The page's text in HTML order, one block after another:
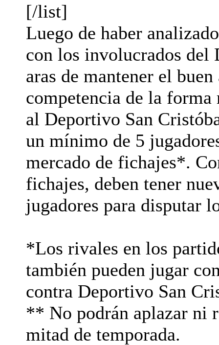
[/list]
Luego de haber
con los involucrados del
aras de mantener el
competencia de la
al Deportivo San
un mínimo de 5
mercado de fichajes*.
fichajes, deben tener
jugadores para disputar
*Los rivales en los
también pueden jugar
contra Deportivo San
** No podrán aplazar ni
mitad de temporada.